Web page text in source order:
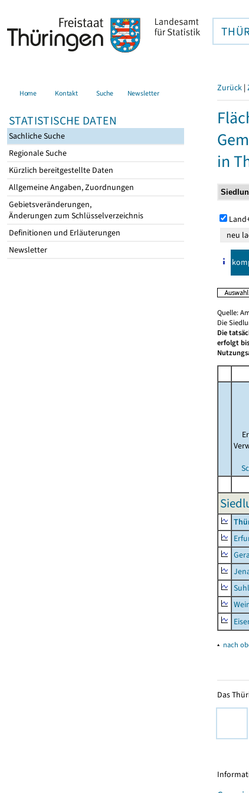
Home Kontakt Suche Newsletter
STATISTISCHE DATEN
Sachliche Suche
Regionale Suche
Kürzlich bereitgestellte Daten
Allgemeine Angaben, Zuordnungen
Gebietsveränderungen,
Änderungen zum Schlüsselverzeichnis
Definitionen und Erläuterungen
Newsletter
Zurück |
in
Quelle:
Die
Die
erfolgt
▴ nach
Das